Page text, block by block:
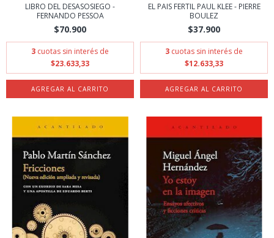
LIBRO DEL DESASOSIEGO -
FERNANDO PESSOA
$70.900
3 cuotas sin interés de
$23.633,33
EL PAIS FERTIL PAUL KLEE - PIERRE
BOULEZ
$37.900
3 cuotas sin interés de
$12.633,33